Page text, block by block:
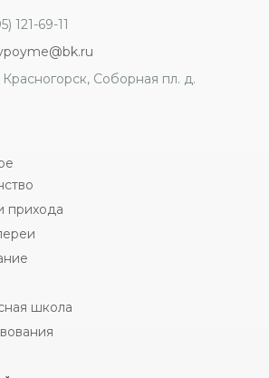
121-69-11
Соборная пл. д.
прихода
школа